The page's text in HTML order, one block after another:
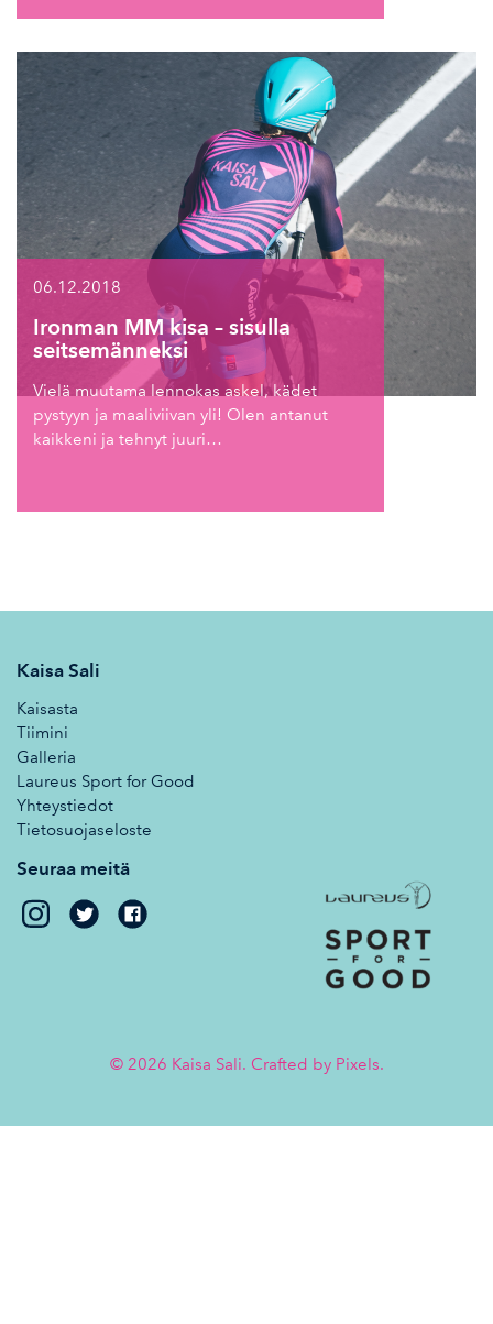
06.12.2018
Ironman MM kisa – sisulla
seitsemänneksi
Vielä muutama lennokas askel, kädet
pystyyn ja maaliviivan yli! Olen antanut
kaikkeni ja tehnyt juuri…
Kaisa Sali
Kaisasta
Tiimini
Galleria
Laureus Sport for Good
Yhteystiedot
Tietosuojaseloste
Seuraa meitä
Kaisa
Sali
Kaisa
Sali
© 2026 Kaisa Sali. Crafted by Pixels.